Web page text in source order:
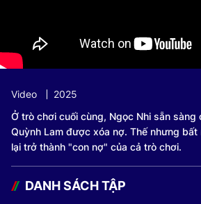
Video
2025
Ở trò chơi cuối cùng, Ngọc Nhi sẵn sàng
Quỳnh Lam được xóa nợ. Thế nhưng
lại trở thành "con nợ" của cả trò chơi.
DANH SÁCH TẬP